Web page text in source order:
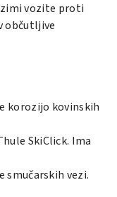
vozite proti
občutljive
korozijo kovinskih
SkiClick. Ima
vezi.